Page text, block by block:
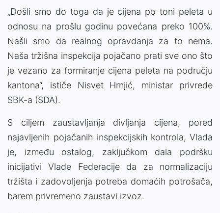
„Došli smo do toga da je cijena po toni peleta u
odnosu na prošlu godinu povećana preko 100%.
Našli smo da realnog opravdanja za to nema.
Naša tržišna inspekcija pojačano prati sve ono što
je vezano za formiranje cijena peleta na području
kantona“, ističe Nisvet Hrnjić, ministar privrede
SBK-a (SDA).
S ciljem zaustavljanja divljanja cijena, pored
najavljenih pojačanih inspekcijskih kontrola, Vlada
je, između ostalog, zaključkom dala podršku
inicijativi Vlade Federacije da za normalizaciju
tržišta i zadovoljenja potreba domaćih potrošača,
barem privremeno zaustavi izvoz.